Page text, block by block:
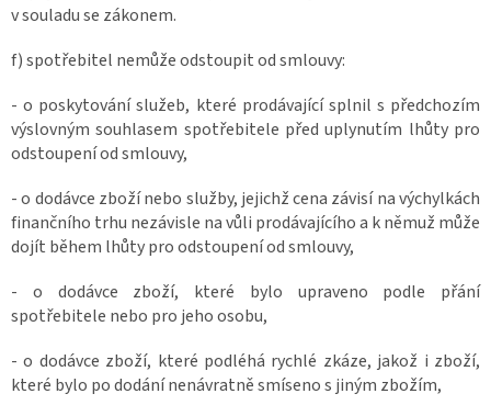
v souladu se zákonem.
f) spotřebitel nemůže odstoupit od smlouvy:
- o poskytování služeb, které prodávající splnil s předchozím
výslovným souhlasem spotřebitele před uplynutím lhůty pro
odstoupení od smlouvy,
- o dodávce zboží nebo služby, jejichž cena závisí na výchylkách
finančního trhu nezávisle na vůli prodávajícího a k němuž může
dojít během lhůty pro odstoupení od smlouvy,
- o dodávce zboží, které bylo upraveno podle přání
spotřebitele nebo pro jeho osobu,
- o dodávce zboží, které podléhá rychlé zkáze, jakož i zboží,
které bylo po dodání nenávratně smíseno s jiným zbožím,